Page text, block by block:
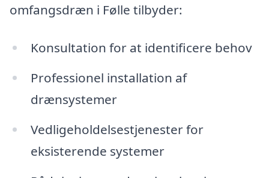
omfangsdræn i Følle tilbyder:
Konsultation for at identificere behov
Professionel installation af
drænsystemer
Vedligeholdelsestjenester for
eksisterende systemer